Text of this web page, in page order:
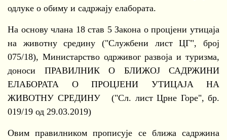
одлуке о обиму и садржају елабората.
На основу члана 18 став 5 Закона о процјени утицаја
на животну средину ("Службени лист ЦГ", број
075/18), Министарство одрживог развоја и туризма,
доноси ПРАВИЛНИК О БЛИЖОЈ САДРЖИНИ
ЕЛАБОРАТА О ПРОЦЈЕНИ УТИЦАЈА НА
ЖИВОТНУ СРЕДИНУ ("Сл. лист Црне Горе", бр.
019/19 од 29.03.2019)
Овим правилником прописује се ближа садржина